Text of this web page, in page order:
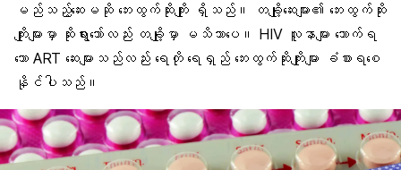
မည်သည့်ဆေးမဆို ဘေးထွက်ဆိုးကျိုး ရှိသည်။ တချို့ဆေးများ၏ ဘေးထွက်ဆိုး
ကျိုးများမှာ ဆိုးရွားသော်လည်း တချို့မှာ မသိသာပေ။ HIV လူနာများ သောက်ရ
သော ART ဆေးများသည်လည်း ရေတို ရေရှည် ဘေးထွက်ဆိုးကျိုးများ ခံစားရစေ
နိုင်ပါသည်။